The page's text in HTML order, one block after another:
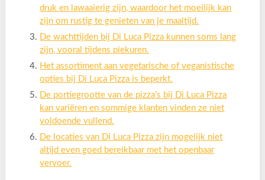
druk en lawaaierig zijn, waardoor het moeilijk kan
zijn om rustig te genieten van je maaltijd.
De wachttijden bij Di Luca Pizza kunnen soms lang
zijn, vooral tijdens piekuren.
Het assortiment aan vegetarische of veganistische
opties bij Di Luca Pizza is beperkt.
De portiegrootte van de pizza’s bij Di Luca Pizza
kan variëren en sommige klanten vinden ze niet
voldoende vullend.
De locaties van Di Luca Pizza zijn mogelijk niet
altijd even goed bereikbaar met het openbaar
vervoer.